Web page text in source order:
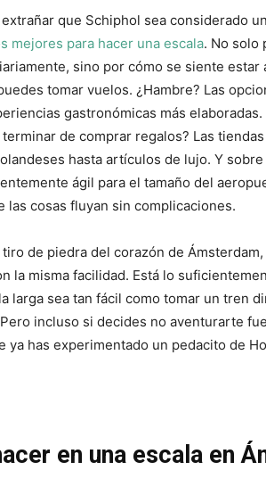
que Schiphol sea considerado
mejores para hacer una escala. No solo
sino por cómo se siente
tomar vuelos. ¿Hambre? Las
gastronómicas más
de comprar regalos? Las
hasta artículos de lujo. Y
ágil para el tamaño del
las cosas fluyan sin complicaciones.
tiro de piedra del corazón de
la misma facilidad. Está lo
larga sea tan fácil como tomar un tren
incluso si decides no aventurarte
ya has experimentado un pedacito de
en una escala en